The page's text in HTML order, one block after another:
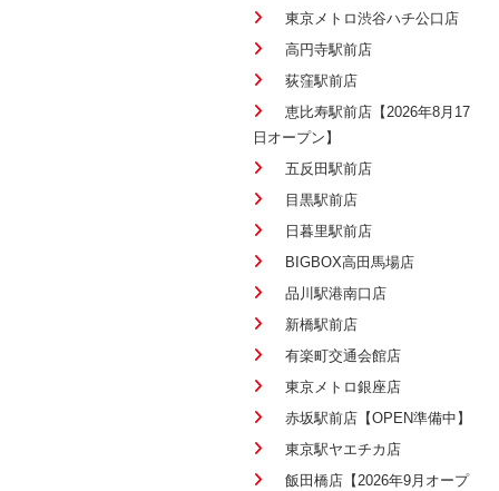
東京メトロ渋谷ハチ公口店
高円寺駅前店
荻窪駅前店
恵比寿駅前店【2026年8月17
日オープン】
五反田駅前店
目黒駅前店
日暮里駅前店
BIGBOX高田馬場店
品川駅港南口店
新橋駅前店
有楽町交通会館店
東京メトロ銀座店
赤坂駅前店【OPEN準備中】
東京駅ヤエチカ店
飯田橋店【2026年9月オープ